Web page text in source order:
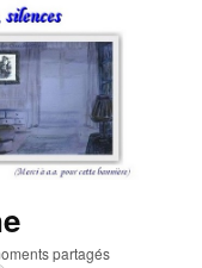
partagés